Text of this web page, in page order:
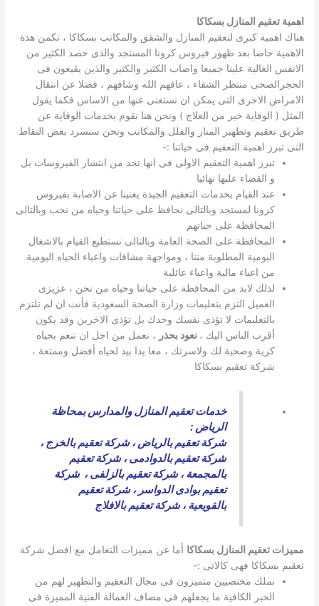
اهمية تعقيم المنازل بسكاكا
هناك اهمية كبرى لتعقيم المنازل والشقق والمكاتب بسكاكا ، تكمن هذة
الاهمية خاصا بعد ظهور فيروس كرونا المستجد والذى حصد الكثير من
الانفس الغالية علينا جميعا واصاب الكثير والكثير والذين يقبعون فى
الحجرالصحى منتظر الشفاء ، عافهم الله وشافهم ، فضلا عن انتقال
الامراض الاخرى التى يمكن ان نستغنى عنها من الاساس فكما يقول
المثل ( الوقاية خير من العلاج ) ونحن هنا نقوم بخدمات الوقاية عن
طريق تعقيم وتطهير المناز والفلل والمكاتب ونحن سنسرد بعض النقاط
التى تبرز اهمية التعقيم فى حياتنا :-
تبرز اهمية التعقيم الاولى فى انها تحد من انتشار الفيروسات بل
و القضاء عليها نهائيا
عند القيام بخدمات التعقيم الجيدة يغنينا عن الاصابة بفيروس
كرونا لمستجد وبالتالى نحافظ على حياتنا وحياه من نحب وبالتالى
المحافظة على حياتهم
المحافظة على الصحة العامة وبالتالى نستطيع القيام بالاشغال
اليومية المطلوبة مننا ، ومواجهة مشاقات واعباء الحياه اليومية
من اعباء مالية واعباء عائلية
لذلك لابد من المحافظة على حياتنا وحياه من نحن ، عزيزى
العميل التزم بتعليمات وزارة الصحة السعودية فأنت ان لم تلتزم
بالتعليمات لا تؤذى نفسك وحدك بل تؤذى الاخرين وقد يكون
أقرب الناس اليك ، نعود بحذر ، نعمل من اجل ان تنعم بحياه
كرية وصحية لك ولاسرتك ، معا يدا بيد لحياه أفضل وممتعة ،
شركة تعقيم بسكاكا
خدمات تعقيم المنازل والمدارس بمحاظة
الرياض :
شركة تعقيم بالرياض،شركة تعقيم بالخرج،
شركة تعقيم بالدوادمى،شركة تعقيم
بالمجمعة،شركة تعقيم بالزلفى، شركة
تعقيم بوادى الدواسر ،شركة تعقيم
بالقويعية،شركة تعقيم بالافلاج
مميزات تعقيم المنازل بسكاكا أما عن مميزات التعامل مع افضل شركة
تعقيم بسكاكا فهى كالاتى :-
نملك مختصيين متميزون فى مجال التعقيم والتطهير لهم من
الخبر الكافية ما يجعلهم فى مصاف العمالة الفنية المميزة فى